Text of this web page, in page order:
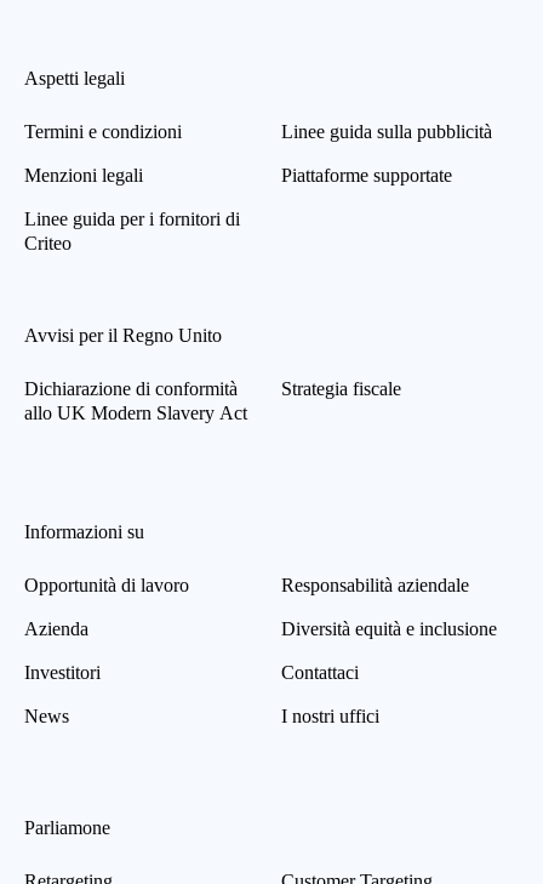
Aspetti legali
Termini e condizioni
Menzioni legali
Linee guida per i fornitori di
Criteo
Linee guida sulla pubblicità
Piattaforme supportate
Avvisi per il Regno Unito
Dichiarazione di conformità
allo UK Modern Slavery Act
Strategia fiscale
Informazioni su
Opportunità di lavoro
Azienda
Investitori
News
Responsabilità aziendale
Diversità equità e inclusione
Contattaci
I nostri uffici
Parliamone